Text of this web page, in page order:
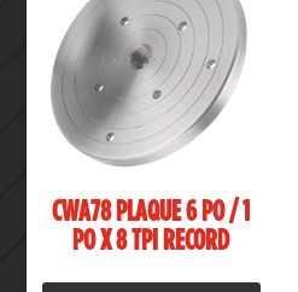
CWA78 PLAQUE 6 PO / 1
PO X 8 TPI RECORD